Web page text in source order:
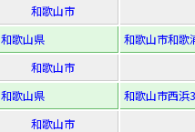
和歌山市
和歌山県
和歌山市和歌
和歌山市
和歌山県
和歌山市西浜
和歌山市